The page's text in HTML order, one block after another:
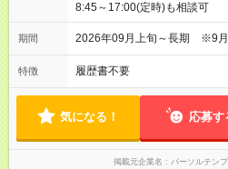
8:45～17:00(定時)も相談可
期間 2026年09月上旬～長期 ※9月
特徴 履歴書不要
気になる！ 応募す
掲載元企業名 パーソルテン